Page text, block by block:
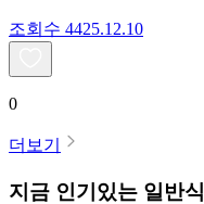
조회수 4425.12.10
0
더보기
지금 인기있는 일반식